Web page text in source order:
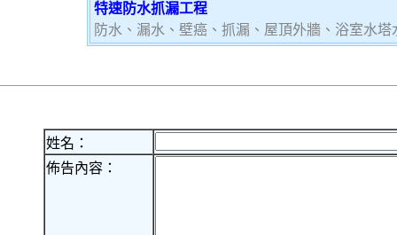
特速防水抓漏工程
防水、漏水、壁癌、抓漏、屋頂外牆、浴室水
姓名：
佈告內容：